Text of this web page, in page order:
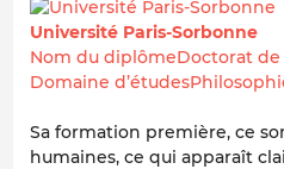
Université Paris-Sorbonne
Nom du diplômeDoctorat
Domaine
Sa formation première, ce
humaines, ce qui apparaît